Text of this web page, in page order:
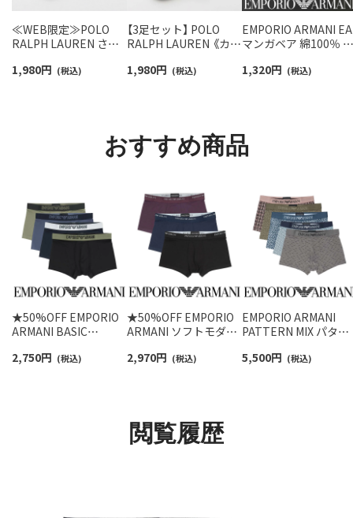
≪WEB限定≫POLO
RALPH LAUREN さら
スニーカー丈ソックス
1,980円 (税込)
【3足セット】 POLO
RALPH LAUREN 《カラ
ンポイントソックス シ
1,980円 (税込)
EMPORIO ARMANI EA
マンガベア 綿100％ ミ
最短翌日発送】
1,320円 (税込)
おすすめ商品
★50%OFF EMPORIO
ARMANI BASIC
ク マイクロファイバー
2,750円 (税込)
★50%OFF EMPORIO
ARMANI ソフトモダー
じ EUサイズ メンズ
2,970円 (税込)
EMPORIO ARMANI
PATTERN MIX パター
ンツ 【S/M/L】 前閉じ
5,500円 (税込)
閲覧履歴